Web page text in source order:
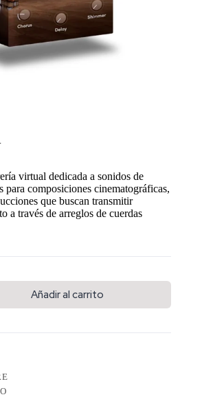
virtual dedicada a sonidos de
para composiciones cinematográficas,
que buscan transmitir
a través de arreglos de cuerdas
Añadir al carrito